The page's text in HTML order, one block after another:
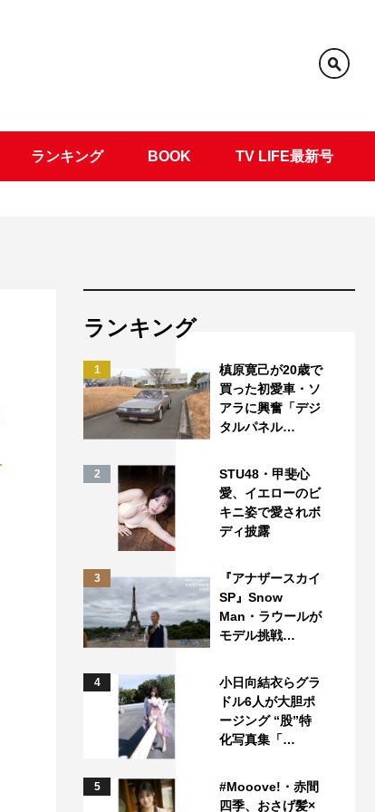
ランキング BOOK TV LIFE最新号
ランキング
1
槙原寛己が20歳で
買った初愛車・ソ
アラに興奮「デジ
タルパネル…
2
STU48・甲斐心
愛、イエローのビ
キニ姿で愛されボ
ディ披露
3
『アナザースカイ
SP』Snow
Man・ラウールが
モデル挑戦…
4
小日向結衣らグラ
ドル6人が大胆ポ
ージング “股”特
化写真集「…
5
#Mooove!・赤間
四季、おさげ髪×